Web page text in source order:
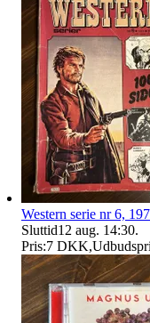
Western serie nr 6,
Sluttid12 aug. 14:30.
Pris:7 DKK,